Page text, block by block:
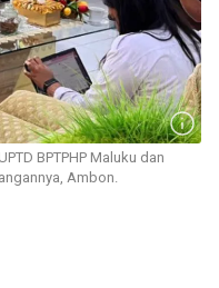
BPTPHP Maluku dan
Ambon.